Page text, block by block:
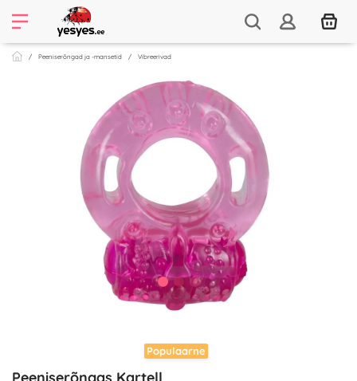
Peeniserõngad ja -mansetid Vibreerivad
Populaarne